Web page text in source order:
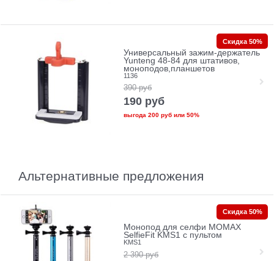
Универсальный зажим-держатель
Yunteng 48-84 для штативов,
моноподов,планшетов
1136
390 руб
190 руб
выгода 200 рубили 50%
Скидка 50%
Альтернативные предложения
Монопод для селфи MOMAX
SelfieFit KMS1 с пультом
KMS1
2 390 руб
Скидка 50%